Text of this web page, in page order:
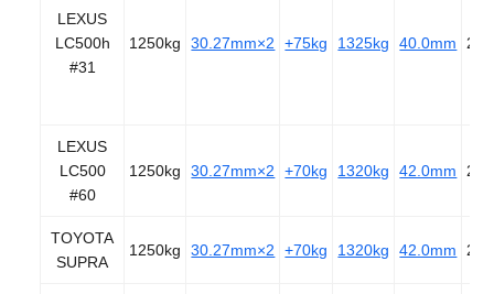
LEXUS
LC500h
#31
1250kg 30.27mm×2 +75kg 1325kg 40.0mm
LEXUS
LC500
#60
1250kg 30.27mm×2 +70kg 1320kg 42.0mm
TOYOTA
SUPRA
1250kg 30.27mm×2 +70kg 1320kg 42.0mm